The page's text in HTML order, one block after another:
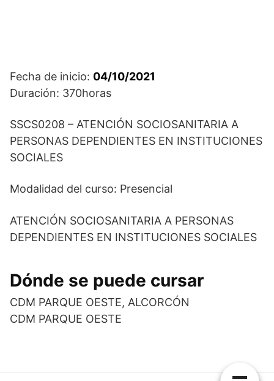
Fecha de inicio: 04/10/2021
Duración: 370horas
SSCS0208 – ATENCIÓN SOCIOSANITARIA A
PERSONAS DEPENDIENTES EN INSTITUCIONES
SOCIALES
Modalidad del curso: Presencial
ATENCIÓN SOCIOSANITARIA A PERSONAS
DEPENDIENTES EN INSTITUCIONES SOCIALES
Dónde se puede cursar
CDM PARQUE OESTE, ALCORCÓN
CDM PARQUE OESTE